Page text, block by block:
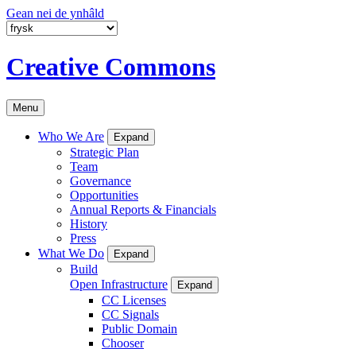
Gean nei de ynhâld
Creative Commons
Menu
Who We Are Expand
Strategic Plan
Team
Governance
Opportunities
Annual Reports & Financials
History
Press
What We Do
Expand
Build
Open Infrastructure
Expand
CC Licenses
CC Signals
Public Domain
Chooser